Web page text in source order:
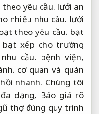
theo yêu cầu. lưới an
nhiều nhu cầu. lưới
theo yêu cầu. bạt
bạt xếp cho trường
cầu. bệnh viện,
cơ quan và quán
nhanh. Chúng tôi
dạng, Báo giá rõ
thợ đúng quy trình